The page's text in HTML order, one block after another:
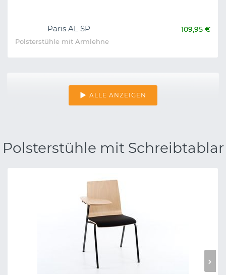
Paris AL SP 109,95 €
Polsterstühle mit Armlehne
ALLE ANZEIGEN
Polsterstühle mit Schreibtablar